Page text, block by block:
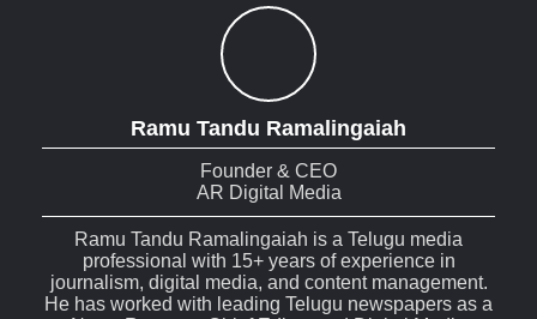
Ramu Tandu Ramalingaiah
Founder & CEO
AR Digital Media
Ramu Tandu Ramalingaiah is a Telugu media
professional with 15+ years of experience in
journalism, digital media, and content management.
He has worked with leading Telugu newspapers as a